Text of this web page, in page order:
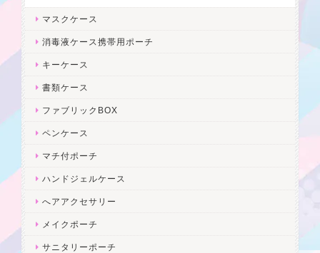
マスクケース
消毒液ケース携帯用ポーチ
キーケース
書類ケース
ファブリックBOX
ペンケース
マチ付ポーチ
ハンドジェルケース
へアアクセサリー
メイクポーチ
サニタリーポーチ